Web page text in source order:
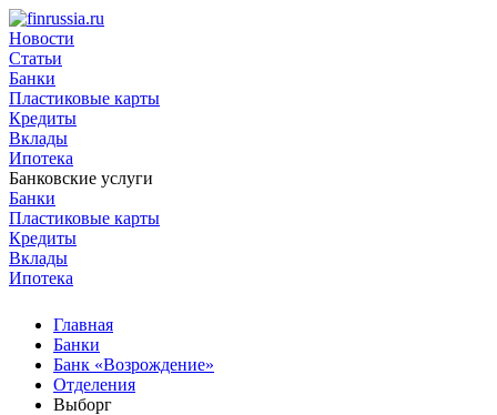
Новости
Статьи
Банки
Пластиковые карты
Кредиты
Вклады
Ипотека
Банковские услуги
Банки
Пластиковые карты
Кредиты
Вклады
Ипотека
Главная
Банки
Банк «Возрождение»
Отделения
Выборг